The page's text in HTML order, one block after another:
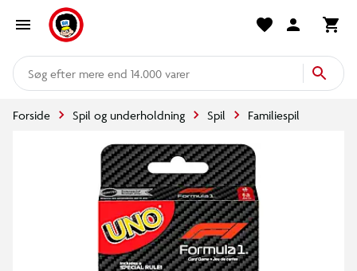
mere end 14.000 varer
Forside Spil og underholdning Spil Familiespil